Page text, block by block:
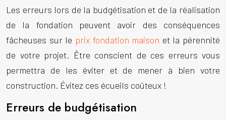
Les erreurs lors de la budgétisation et de la réalisation
de la fondation peuvent avoir des conséquences
fâcheuses sur le prix fondation maison et la pérennité
de votre projet. Être conscient de ces erreurs vous
permettra de les éviter et de mener à bien votre
construction. Évitez ces écueils coûteux !
Erreurs de budgétisation